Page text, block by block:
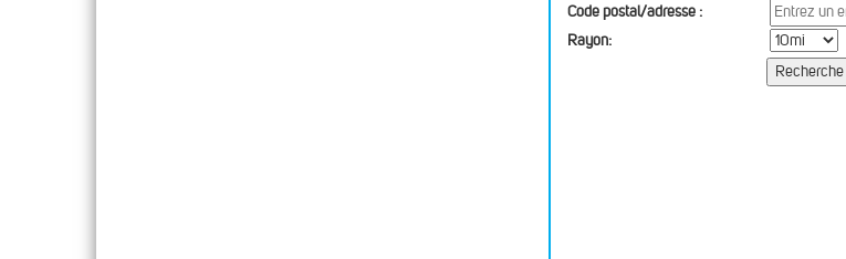
Code postal/adresse :
Rayon: